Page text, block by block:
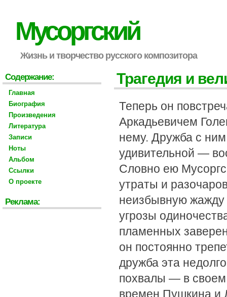
Мусоргский
Жизнь и творчество русского композитора
Трагедия и
Теперь он
Аркадьевичем
нему. Дружба с
удивительной —
Словно ею
утраты и
неизбывную жажду
угрозы
пламенных
он постоянно
дружба эта
похвалы — в своем
времен Пушкина и
Содержание:
Главная
Биография
Произведения
Литература
Записи
Ноты
Альбом
Ссылки
О проекте
Реклама: